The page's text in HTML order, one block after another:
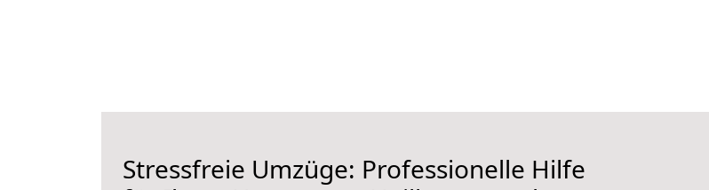
Stressfreie Umzüge: Professionelle Hilfe